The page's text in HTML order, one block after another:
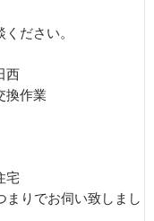
ださい。
西
換作業
宅
まりでお伺い致しまし